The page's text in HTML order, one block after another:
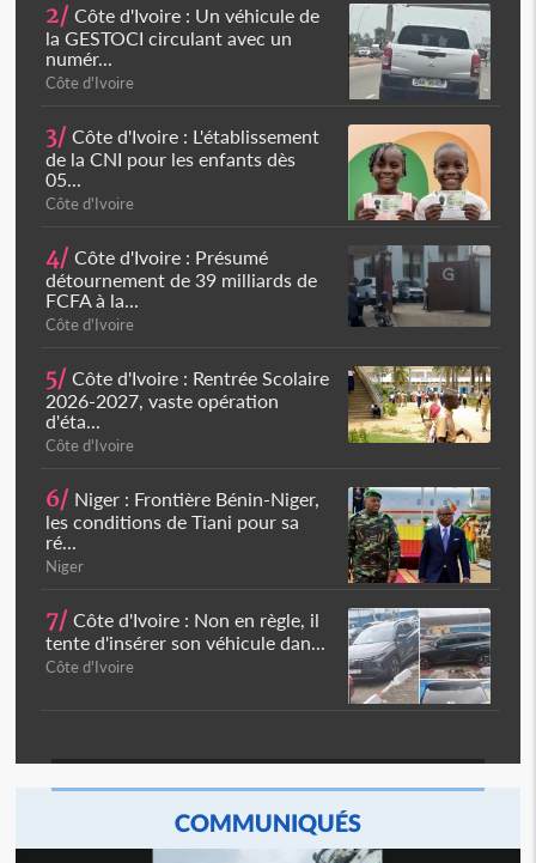
2/ Côte d'Ivoire : Un véhicule de
la GESTOCI circulant avec un
numér...
Côte d'Ivoire
3/ Côte d'Ivoire : L'établissement
de la CNI pour les enfants dès
05...
Côte d'Ivoire
4/ Côte d'Ivoire : Présumé
détournement de 39 milliards de
FCFA à la...
Côte d'Ivoire
5/ Côte d'Ivoire : Rentrée Scolaire
2026-2027, vaste opération
d'éta...
Côte d'Ivoire
6/ Niger : Frontière Bénin-Niger,
les conditions de Tiani pour sa
ré...
Niger
7/ Côte d'Ivoire : Non en règle, il
tente d'insérer son véhicule dan...
Côte d'Ivoire
COMMUNIQUÉS